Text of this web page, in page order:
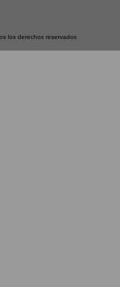
los derechos reservados